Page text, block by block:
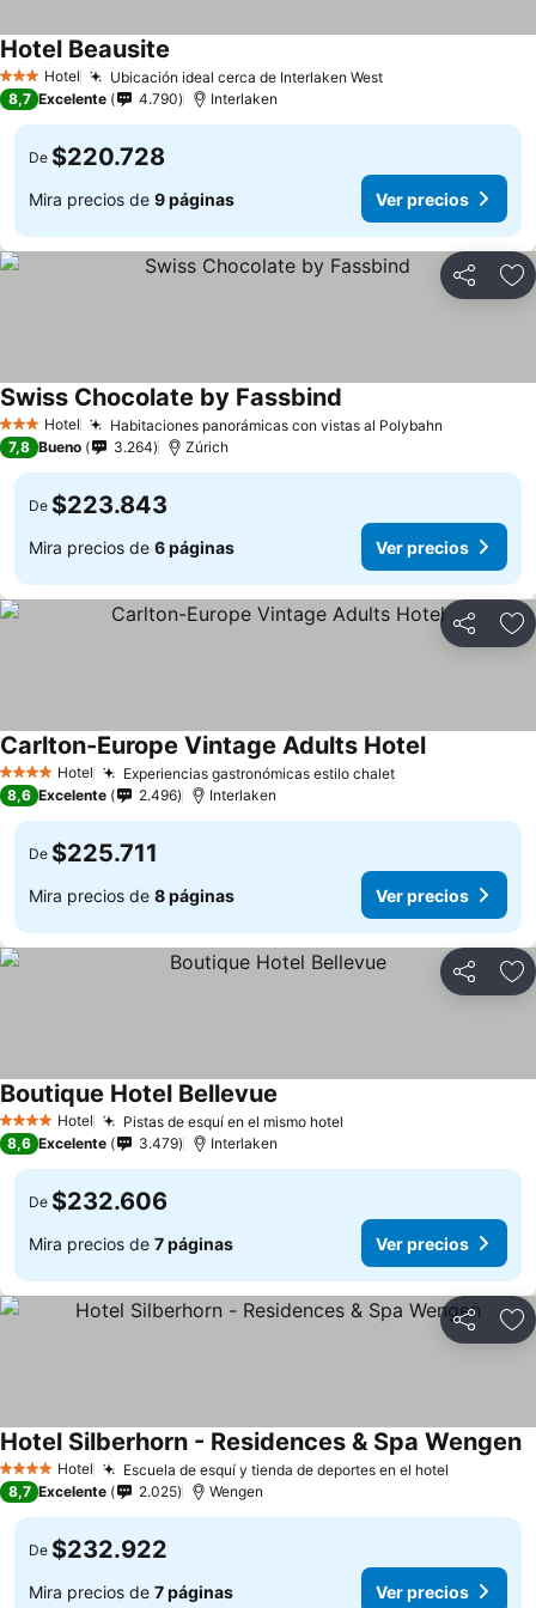
3 Estrellas
Hotel Ubicación ideal cerca de Interlaken WestVer precios
Hotel Beausite
8,7 Excelente 4.790 Interlaken
De $220.728
Mira precios de 9 páginas Ver precios
Compartir
3 Estrellas
Hotel Habitaciones panorámicas con vistas al Polybahn
Swiss Chocolate by Fassbind
7,8 Bueno 3.264 Zúrich
De $223.843
Mira precios de 6 páginas Ver precios
Compartir
4 EstrellasHotel Experiencias gastronómicas estilo chaletVer precios
Carlton-Europe Vintage Adults HotelVer precios
8,6 Excelente 2.496 Interlaken
De $225.711
Mira precios de 8 páginas Ver precios
Compartir
4 EstrellasHotel Pistas de esquí en el mismo hotel
Boutique Hotel Bellevue
8,6 Excelente 3.479 Interlaken
De $232.606
Mira precios de 7 páginas Ver precios
Compartir
4 EstrellasHotel Escuela de esquí y tienda de deportes en el hotel
Hotel Silberhorn - Residences & Spa Wengen
8,7 Excelente 2.025 Wengen
De $232.922
Mira precios de 7 páginas Ver precios